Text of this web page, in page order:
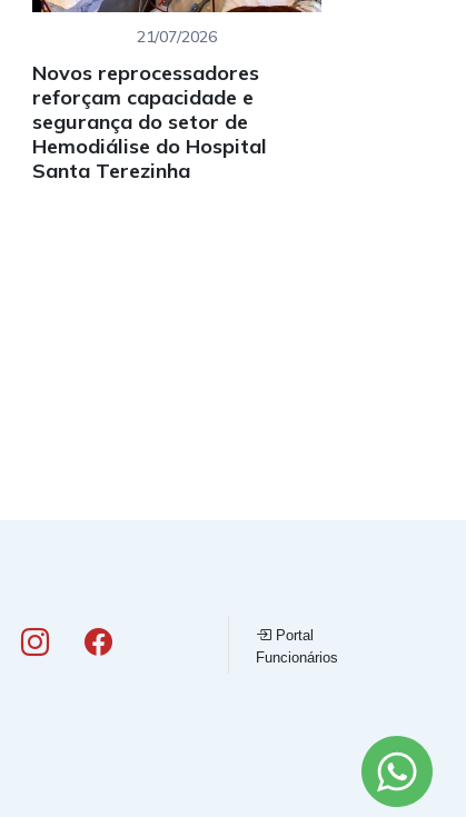
21/07/2026
Novos reprocessadores
reforçam capacidade e
segurança do setor de
Hemodiálise do Hospital
Santa Terezinha
Portal
Funcionários